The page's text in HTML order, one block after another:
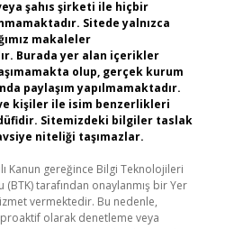
şahıs şirketi ile hiçbir
Sitede yalnızca
makaleler
Burada yer alan içerikler
olup, gerçek kurum
paylaşım yapılmamaktadır.
kişiler ile isim benzerlikleri
Sitemizdeki bilgiler taslak
niteliği taşımazlar.
Kanun gereğince Bilgi Teknolojileri
(BTK) tarafından onaylanmış bir Yer
vermektedir. Bu nedenle,
olarak denetleme veya